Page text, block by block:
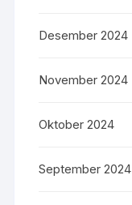
Desember 2024
November 2024
Oktober 2024
September 2024